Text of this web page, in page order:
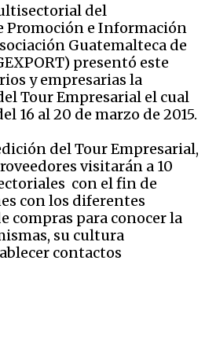
del
Promoción e Información
Guatemalteca de
presentó este
y empresarias la
Tour Empresarial el cual
16 al 20 de marzo de 2015.
del Tour Empresarial,
visitarán a 10
con el fin de
con los diferentes
compras para conocer la
su cultura
contactos